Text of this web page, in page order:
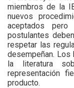
miembros de la
nuevos
aceptados
postulantes
respetar las
desempeñan.
la literatura
representación
producto.